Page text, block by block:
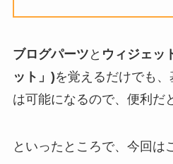
ブログパーツ と ウィジェッ
ット」)を覚えるだけでも
は可能になるので、便利だ
といったところで、今回は